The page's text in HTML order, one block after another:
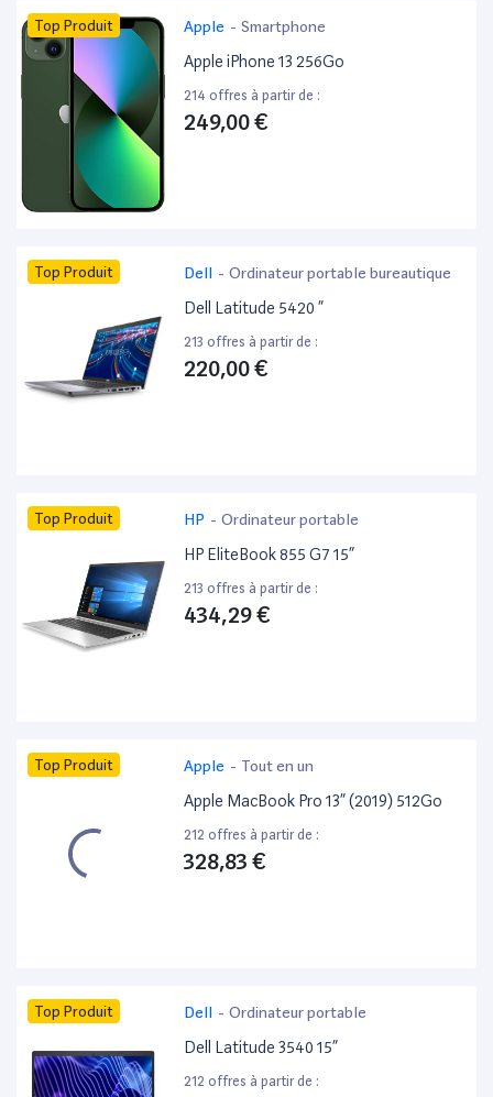
Top Produit Apple - Smartphone
Apple iPhone 13 256Go
214 offres à partir de :
249,00 €
Top Produit Dell - Ordinateur portable bureautique
Dell Latitude 5420 ”
213 offres à partir de :
220,00 €
Top Produit HP - Ordinateur portable
HP EliteBook 855 G7 15”
213 offres à partir de :
434,29 €
Top Produit Apple - Tout en un
Apple MacBook Pro 13” (2019) 512Go
212 offres à partir de :
328,83 €
Top Produit Dell - Ordinateur portable
Dell Latitude 3540 15”
212 offres à partir de :